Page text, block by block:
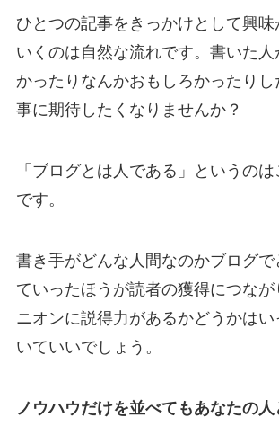
ひとつの記事をきっかけとして興味
いくのは自然な流れです。書いた
かったりなんかおもしろかったり
事に期待したくなりませんか？
「ブログとは人である」というの
です。
書き手がどんな人間なのかブログ
ていったほうが読者の獲得につな
ニオンに説得力があるかどうかは
いていいでしょう。
ノウハウだけを並べてもあなたの人